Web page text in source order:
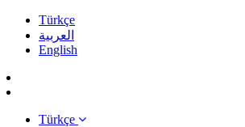
Türkçe
العربية
English
Türkçe